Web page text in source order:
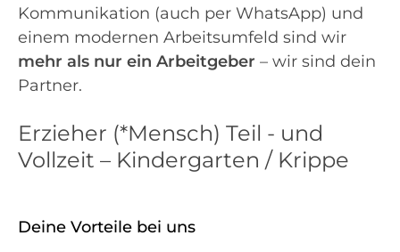
Kommunikation (auch per WhatsApp) und
einem modernen Arbeitsumfeld sind wir
mehr als nur ein Arbeitgeber – wir sind dein
Partner.
Erzieher (*Mensch) Teil - und
Vollzeit – Kindergarten / Krippe
Deine Vorteile bei uns